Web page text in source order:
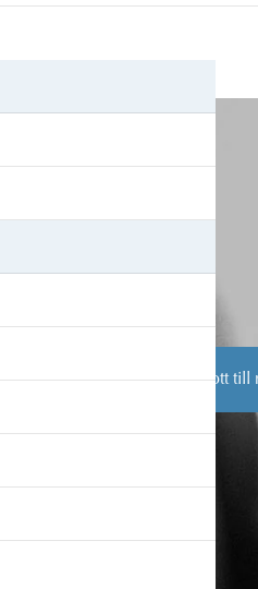
roll Från brott till